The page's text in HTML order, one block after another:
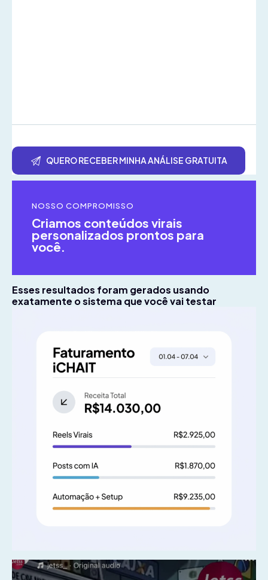
NOSSO COMPROMISSO
Criamos conteúdos virais
personalizados prontos para
você.
Esses resultados foram gerados usando
exatamente o sistema que você vai testar